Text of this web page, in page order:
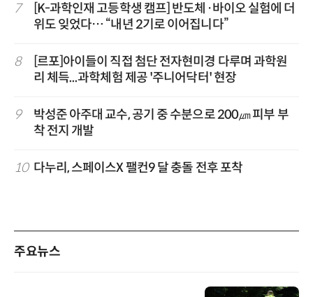
7
[K-과학인재 고등학생 캠프] 반도체·바이오 실험에 더
위도 잊었다… “내년 2기로 이어집니다”
8
[르포]아이들이 직접 첨단 전자현미경 다루며 과학원
리 체득...과학체험 제공 '주니어닥터' 현장
9
박성준 아주대 교수, 공기 중 수분으로 200㎛ 피부 부
착 전지 개발
10 다누리, 스페이스X 팰컨9 달 충돌 전후 포착
주요뉴스